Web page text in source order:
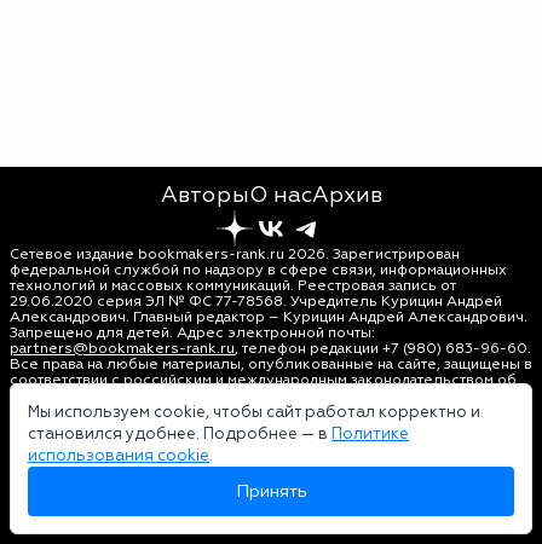
Мы используем cookie, чтобы сайт работал корректно и
становился удобнее. Подробнее — в Политике
использования cookie.
Принять
АвторыО насАрхив
Сетевое издание bookmakers-rank.ru 2026. Зарегистрирован
федеральной службой по надзору в сфере связи, информационных
технологий и массовых коммуникаций. Реестровая запись от
29.06.2020 серия ЭЛ № ФС 77-78568. Учредитель Курицин Андрей
Александрович. Главный редактор – Курицин Андрей Александрович.
Запрещено для детей. Адрес электронной почты:
partners@bookmakers-rank.ru, телефон редакции +7 (980) 683-96-60.
Все права на любые материалы, опубликованные на сайте, защищены в
соответствии с российским и международным законодательством об
фото, аудио и видеоматериалов возможно только с согласия
правообладателя (bookmakers-rank.ru). Персональные данные (ФЗ
152). При полном или частичном использовании материалов
bookmakers-rank.ru активная индексируемая гиперссылка на
исходный материал обязательна. Оригинал текста:
|
Политика использования cookie